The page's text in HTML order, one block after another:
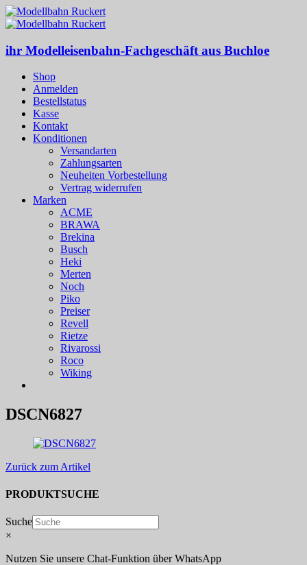
ihr Modelleisenbahn-Fachgeschäft aus Buchloe
Shop
Anmelden
Bestellstatus
Kasse
Kontakt
Konditionen
Versandarten
Zahlungsarten
Neuheiten Vorbestellung
Vertrag widerrufen
Marken
ACME
BRAWA
Brekina
Busch
Heki
Merten
Noch
Piko
Preiser
Revell
Rietze
Rivarossi
Roco
Wiking
DSCN6827
Zurück zum Artikel
PRODUKTSUCHE
Suche
×
Nutzen Sie unsere Chat-Funktion über WhatsApp